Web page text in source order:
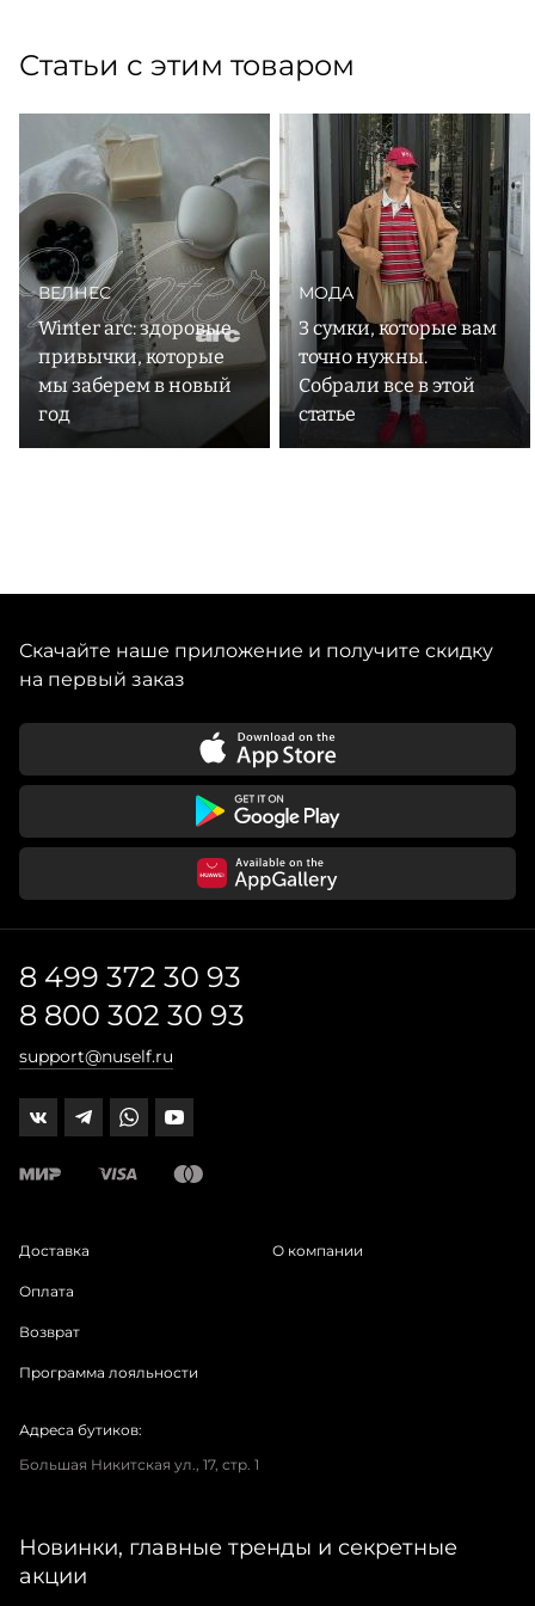
Статьи с этим товаром
ВЕЛНЕС
Winter arc: здоровые
привычки, которые
мы заберем в новый
год
МОДА
3 сумки, которые вам
точно нужны.
Собрали все в этой
статье
Скачайте наше приложение и получите скидку
на первый заказ
8 499 372 30 93
8 800 302 30 93
support@nuself.ru
Доставка
Оплата
Возврат
Программа лояльности
О компании
Адреса бутиков:
Большая Никитская ул., 17, стр. 1
Новинки, главные тренды и секретные
акции